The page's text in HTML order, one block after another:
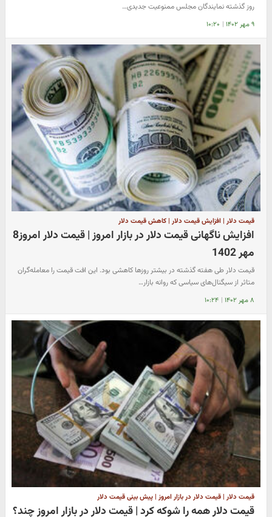
روز گذشته نمایندگان مجلس ممنوعیت جدیدی…
۹ مهر ۱۴۰۲ | ۱۰:۲۰
قیمت دلار | افزایش قیمت دلار | کاهش قیمت دلار
افزایش ناگهانی قیمت دلار در بازار امروز | قیمت دلار امروز8
مهر 1402
قیمت دلار طی هفته گذشته در بیشتر روزها کاهشی بود. این افت قیمت را معامله‌گران
متاثر از سیگنال‌های سیاسی که روانه بازار…
۸ مهر ۱۴۰۲ | ۱۰:۲۴
قیمت دلار | قیمت دلار در بازار امروز | پیش بینی قیمت دلار
قیمت دلار همه را شوکه کرد | قیمت دلار در بازار امروز چند؟